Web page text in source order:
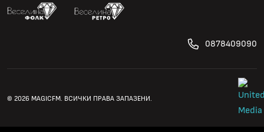
0878409090
© 2026 MAGICFM. ВСИЧКИ ПРАВА ЗАПАЗЕНИ.